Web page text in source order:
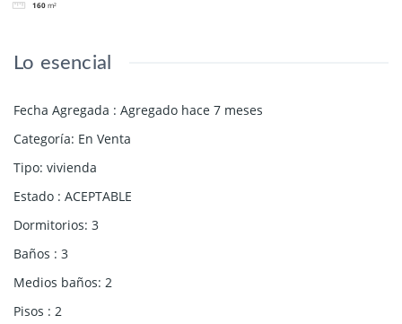
160 m²
Lo esencial
Fecha Agregada : Agregado hace 7 meses
Categoría: En Venta
Tipo: vivienda
Estado : ACEPTABLE
Dormitorios: 3
Baños : 3
Medios baños: 2
Pisos : 2